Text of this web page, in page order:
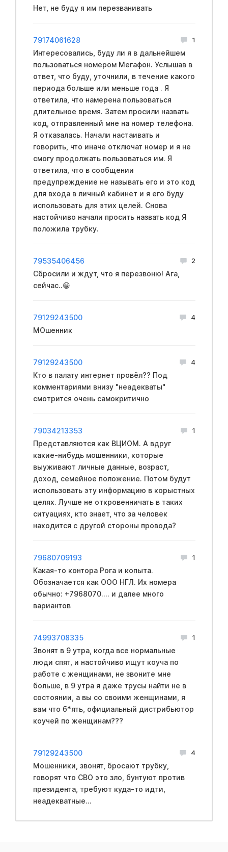
Нет, не буду я им перезванивать
79174061628 1
Интересовались, буду ли я в дальнейшем
пользоваться номером Мегафон. Услышав в
ответ, что буду, уточнили, в течение какого
периода больше или меньше года . Я
ответила, что намерена пользоваться
длительное время. Затем просили назвать
код, отправленный мне на номер телефона.
Я отказалась. Начали настаивать и
говорить, что иначе отключат номер и я не
смогу продолжать пользоваться им. Я
ответила, что в сообщении
предупреждение не называть его и это код
для входа в личный кабинет и я его буду
использовать для этих целей. Снова
настойчиво начали просить назвать код Я
положила трубку.
79535406456 2
Сбросили и ждут, что я перезвоню! Ага,
сейчас..😁
79129243500 4
МОшенник
79129243500 4
Кто в палату интернет провёл?? Под
комментариями внизу "неадекваты"
смотрится очень самокритично
79034213353 1
Представляются как ВЦИОМ. А вдруг
какие-нибудь мошенники, которые
выуживают личные данные, возраст,
доход, семейное положение. Потом будут
использовать эту информацию в корыстных
целях. Лучше не откровенничать в таких
ситуациях, кто знает, что за человек
находится с другой стороны провода?
79680709193 1
Какая-то контора Рога и копыта.
Обозначается как ООО НГЛ. Их номера
обычно: +7968070.... и далее много
вариантов
74993708335 1
Звонят в 9 утра, когда все нормальные
люди спят, и настойчиво ищут коуча по
работе с женщинами, не звоните мне
больше, в 9 утра я даже трусы найти не в
состоянии, а вы со своими женщинами, я
вам что б*ять, официальный дистрибьютор
коучей по женщинам???
79129243500 4
Мошенники, звонят, бросают трубку,
говорят что CBO это зло, бyнтуют против
пpeзидента, требуют куда-то идти,
неадекватные...